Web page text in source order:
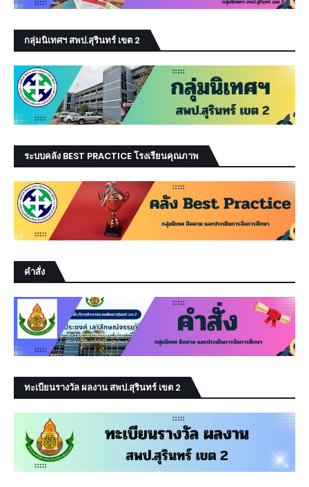
กลุ่มนิเทศฯ สพป.สุรินทร์ เขต 2
ระบบคลัง BEST PRACTICE โรงเรียนคุณภาพ
คำสั่ง
ทะเบียนรางวัล ผลงาน สพป.สุรินทร์ เขต 2